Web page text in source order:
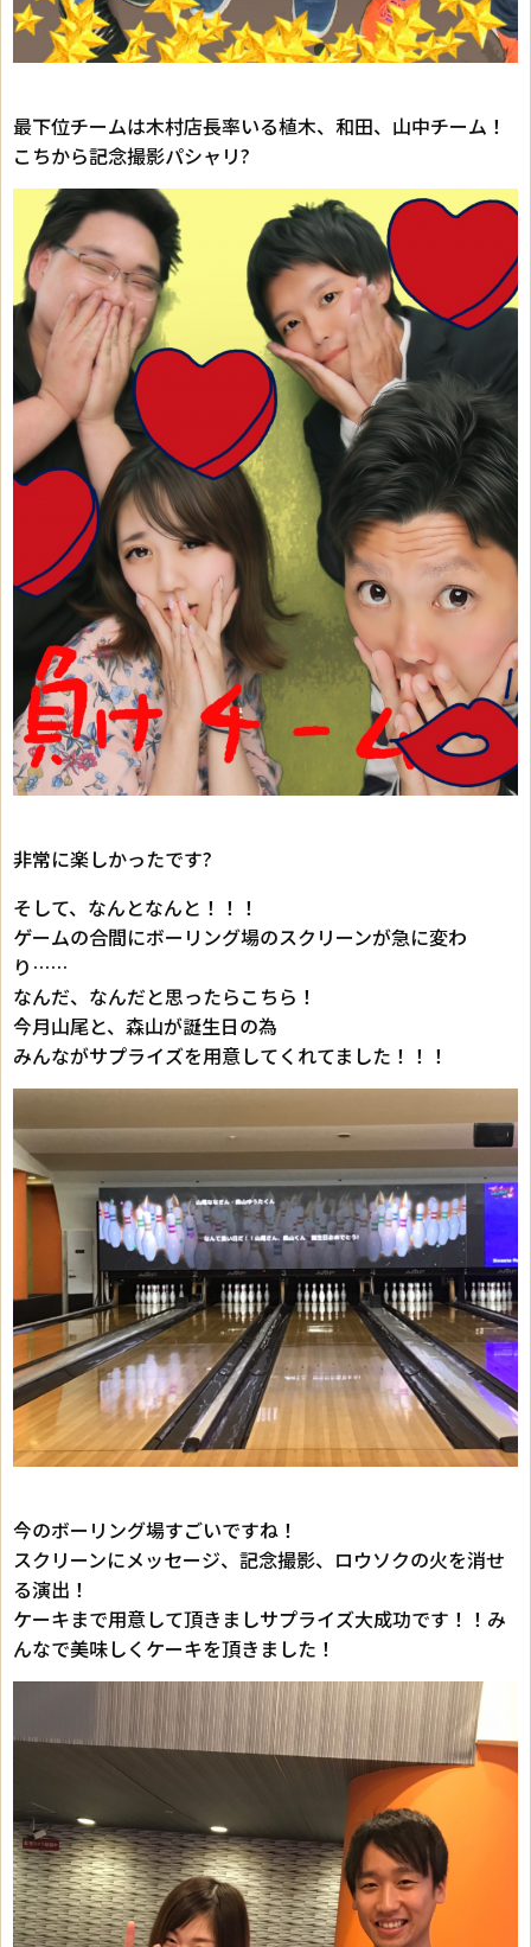
最下位チームは木村店長率いる植木、和田、山中チーム！
こちから記念撮影パシャリ?
非常に楽しかったです?
そして、なんとなんと！！！
ゲームの合間にボーリング場のスクリーンが急に変わ
り……
なんだ、なんだと思ったらこちら！
今月山尾と、森山が誕生日の為
みんながサプライズを用意してくれてました！！！
今のボーリング場すごいですね！
スクリーンにメッセージ、記念撮影、ロウソクの火を消せ
る演出！
ケーキまで用意して頂きましサプライズ大成功です！！み
んなで美味しくケーキを頂きました！